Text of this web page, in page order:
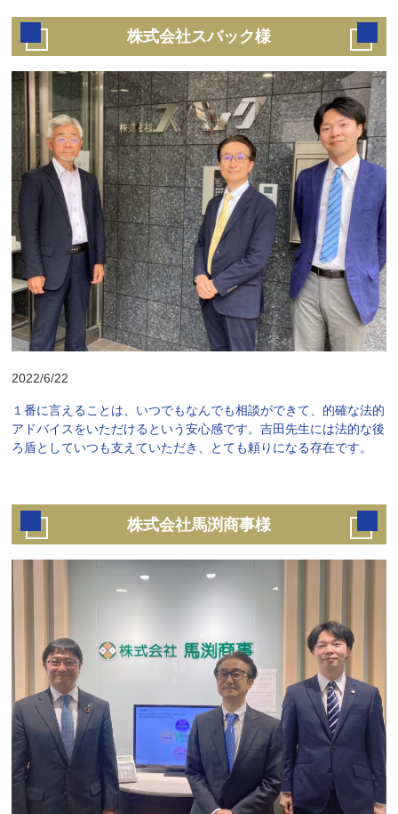
株式会社スバック様
2022/6/22
１番に言えることは、いつでもなんでも相談ができて、的確な法的
アドバイスをいただけるという安心感です。吉田先生には法的な後
ろ盾としていつも支えていただき、とても頼りになる存在です。
株式会社馬渕商事様